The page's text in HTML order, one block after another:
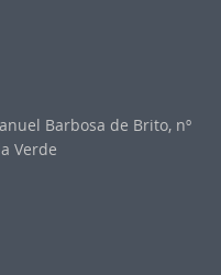
Barbosa de Brito, nº
Verde